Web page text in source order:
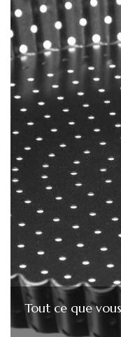
Tout ce que